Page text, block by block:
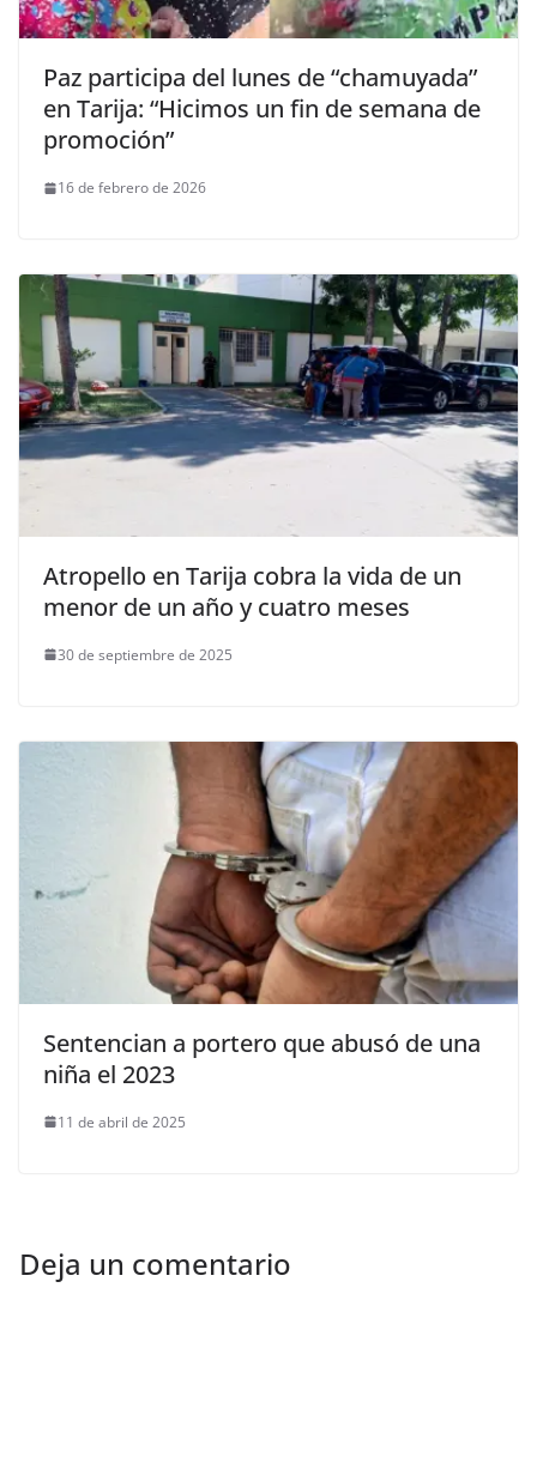
Paz participa del lunes de “chamuyada”
en Tarija: “Hicimos un fin de semana de
promoción”
16 de febrero de 2026
Atropello en Tarija cobra la vida de un
menor de un año y cuatro meses
30 de septiembre de 2025
Sentencian a portero que abusó de una
niña el 2023
11 de abril de 2025
Deja un comentario